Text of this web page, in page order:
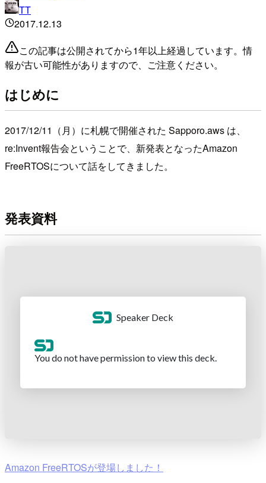
TT
2017.12.13
この記事は公開されてから1年以上経過しています。情
報が古い可能性がありますので、ご注意ください。
はじめに
2017/12/11（月）に札幌で開催された Sapporo.aws は、
re:Invent報告会ということで、新発表となったAmazon
FreeRTOSについて話をしてきました。
発表資料
Amazon FreeRTOSが登場しました！